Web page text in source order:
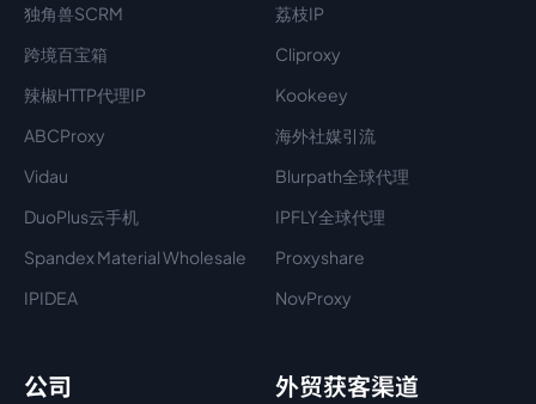
独角兽SCRM
荔枝IP
跨境百宝箱
Cliproxy
辣椒HTTP代理IP
Kookeey
ABCProxy
海外社媒引流
Vidau
Blurpath全球代理
DuoPlus云手机
IPFLY全球代理
Spandex Material Wholesale​
Proxyshare
IPIDEA
NovProxy
公司 外贸获客渠道